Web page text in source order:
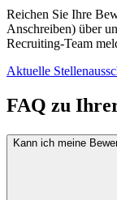
Reichen Sie Ihre
Anschreiben) über
Recruiting-Team
Aktuelle
FAQ zu
Kann ich meine